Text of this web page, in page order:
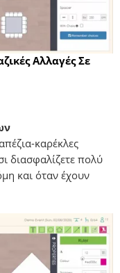
Αλλαγές Σε
καρέκλες
διασφαλίζετε πολύ
και όταν έχουν